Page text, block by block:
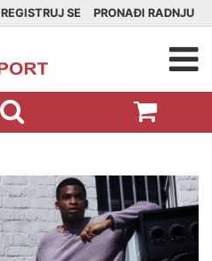
REGISTRUJ SE PRONAĐI RADNJU